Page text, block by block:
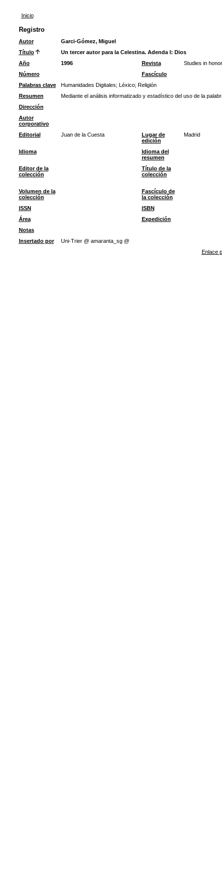
Inicio
Registro
Autor
Garci-Gómez, Miguel
Título
Un tercer autor para la Celestina. Adenda I: Dios
Año
1996 Revista
Studies in
Número
Fascículo
Palabras clave
Humanidades Digitales; Léxico; Religión
Resumen
Mediante el análisis informatizado y estadístico del uso de la
Dirección
Autor
corporativo
Editorial
Juan de la Cuesta
Lugar de
edición
Madrid
Idioma
Idioma del
resumen
Editor de la
colección
Título de la
colección
Volumen de la
colección
Fascículo de
la colección
ISSN
ISBN
Área
Expedición
Notas
Insertado por
Uni-Trier @ amaranta_sg @
Enlace